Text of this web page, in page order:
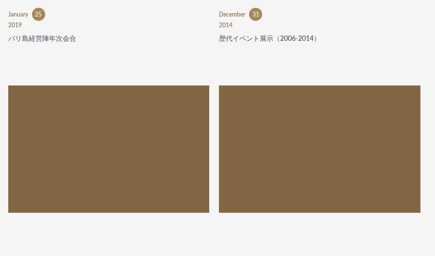
January
25
2019
バリ島経営陣年次会合
December
31
2014
歴代イベント展示（2006-2014）